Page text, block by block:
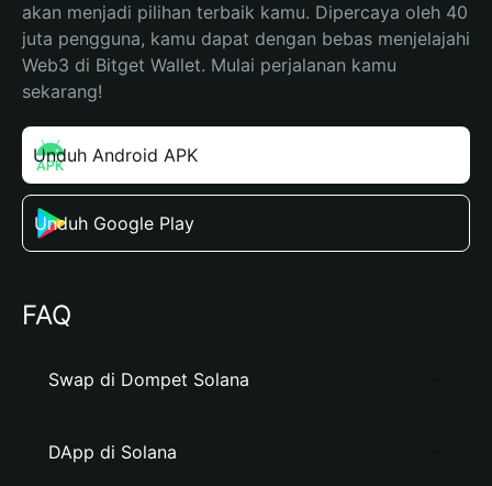
akan menjadi pilihan terbaik kamu. Dipercaya oleh 40
juta pengguna, kamu dapat dengan bebas menjelajahi
Web3 di Bitget Wallet. Mulai perjalanan kamu
sekarang!
Unduh Android APK
Unduh Google Play
FAQ
Swap di Dompet Solana
DApp di Solana